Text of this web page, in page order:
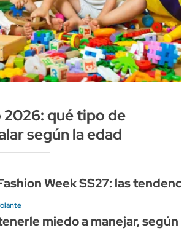
2026: qué tipo de
según la edad
Week SS27: las
miedo a manejar, según